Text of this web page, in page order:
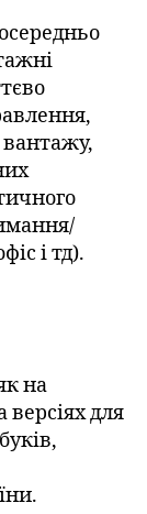
і тд).
на
версіях для